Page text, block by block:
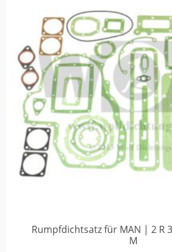
Rumpfdichtsatz für MAN | 2 R
M